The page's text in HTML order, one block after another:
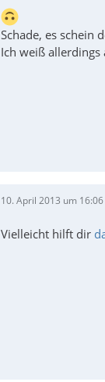
Schade, es schein
Ich weiß allerdings
10. April 2013 um 16:06
Vielleicht hilft dir